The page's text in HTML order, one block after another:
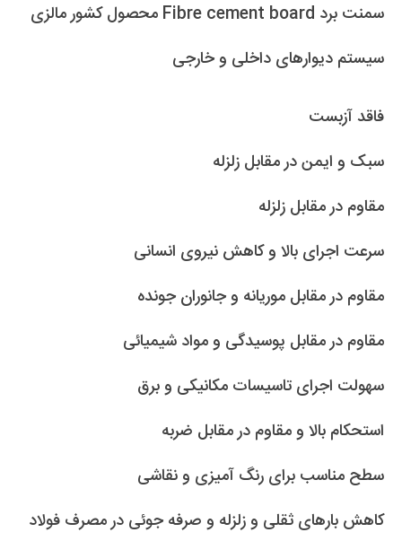
سمنت برد Fibre cement board محصول کشور مالزی
سیستم دیوارهای داخلی و خارجی
فاقد آزبست
سبک و ایمن در مقابل زلزله
مقاوم در مقابل زلزله
سرعت اجرای بالا و کاهش نیروی انسانی
مقاوم در مقابل موریانه و جانوران جونده
مقاوم در مقابل پوسیدگی و مواد شیمیائی
سهولت اجرای تاسیسات مکانیکی و برق
استحکام بالا و مقاوم در مقابل ضربه
سطح مناسب برای رنگ آمیزی و نقاشی
کاهش بارهای ثقلی و زلزله و صرفه جوئی در مصرف فولاد